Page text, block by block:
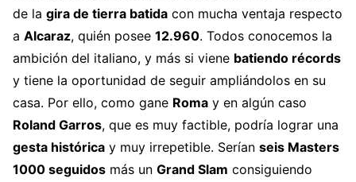
de la gira de tierra batida con mucha ventaja respecto
a Alcaraz, quién posee 12.960. Todos conocemos la
ambición del italiano, y más si viene batiendo récords
y tiene la oportunidad de seguir ampliándolos en su
casa. Por ello, como gane Roma y en algún caso
Roland Garros, que es muy factible, podría lograr una
gesta histórica y muy irrepetible. Serían seis Masters
1000 seguidos más un Grand Slam consiguiendo